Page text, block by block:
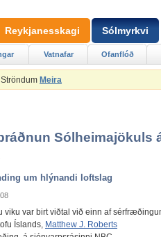
Meira
Sólheimajökuls
um hlýnandi loftslag
viku var birt viðtal við einn af
Íslands, Matthew J. Roberts
Vatnafar Ofanflóð
Reykjanesskagi Sólmyrkvi